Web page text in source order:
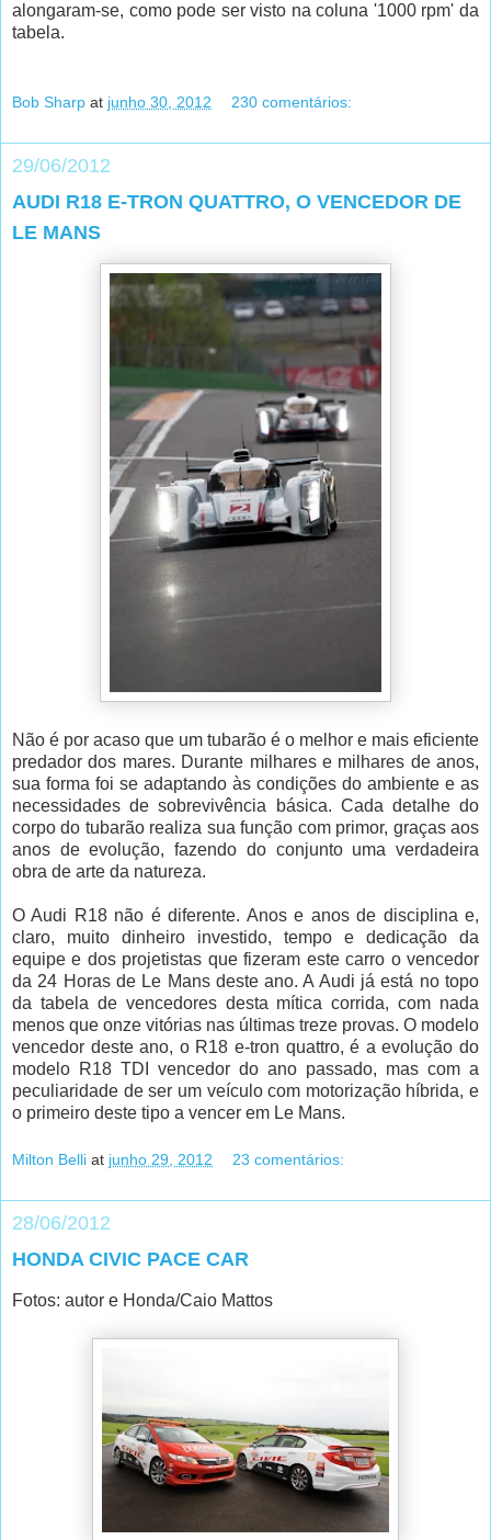
alongaram-se, como pode ser visto na coluna '1000 rpm' da
tabela.
Bob Sharp at junho 30, 2012 230 comentários:
29/06/2012
AUDI R18 E-TRON QUATTRO, O VENCEDOR DE
LE MANS
Não é por acaso que um tubarão é o melhor e mais eficiente
predador dos mares. Durante milhares e milhares de anos,
sua forma foi se adaptando às condições do ambiente e as
necessidades de sobrevivência básica. Cada detalhe do
corpo do tubarão realiza sua função com primor, graças aos
anos de evolução, fazendo do conjunto uma verdadeira
obra de arte da natureza.
O Audi R18 não é diferente. Anos e anos de disciplina e,
claro, muito dinheiro investido, tempo e dedicação da
equipe e dos projetistas que fizeram este carro o vencedor
da 24 Horas de Le Mans deste ano. A Audi já está no topo
da tabela de vencedores desta mítica corrida,com nada
menos que onze vitórias nas últimas treze provas. O modelo
vencedor deste ano, o R18 e-tron quattro, é a evolução do
modelo R18 TDI vencedor do ano passado, mas com a
peculiaridade de ser um veículo com motorização híbrida, e
o primeiro deste tipo a vencer em Le Mans.
Milton Belli at junho 29, 2012 23 comentários:
28/06/2012
HONDA CIVIC PACE CAR
Fotos: autor e Honda/Caio Mattos